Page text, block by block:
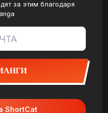
за этим благодаря
ShortCat